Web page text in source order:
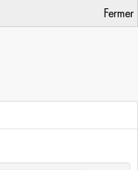
Fermer